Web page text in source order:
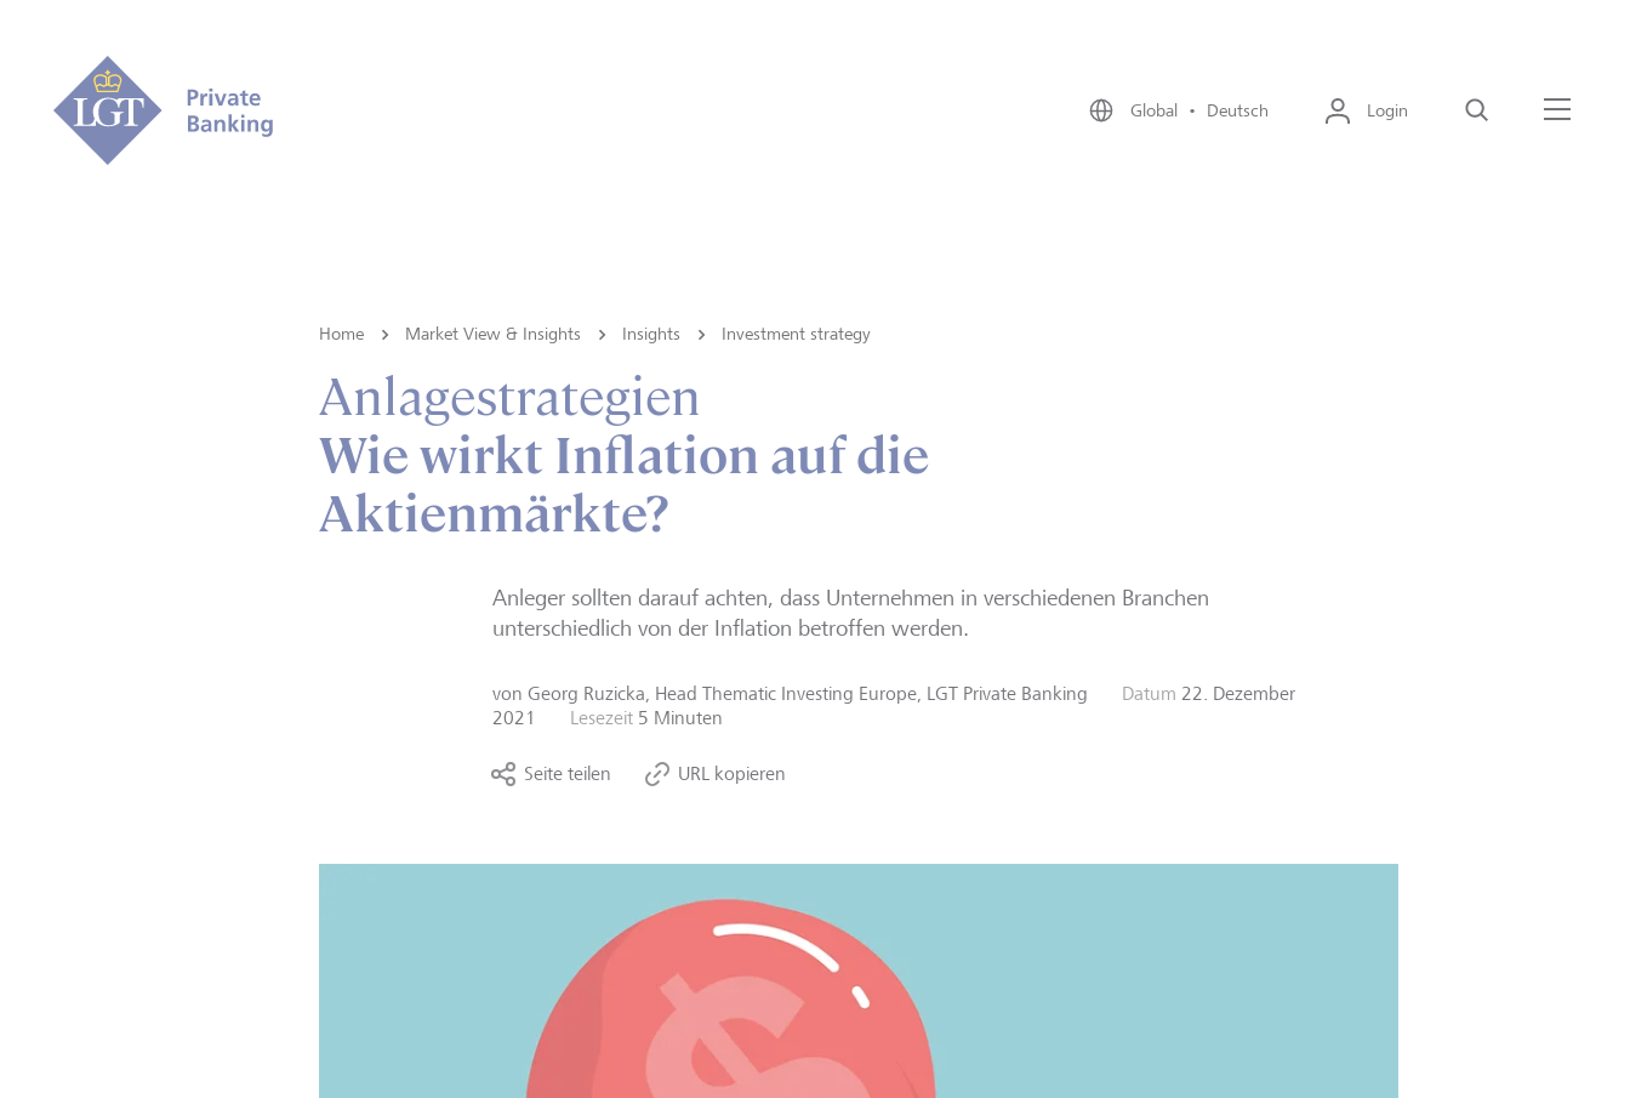
Global • Deutsch Login
Home Market View & Insights Insights Investment strategy
Anlagestrategien
Wie wirkt Inflation auf die
Aktienmärkte?
Anleger sollten darauf achten, dass Unternehmen in verschiedenen Branchen
unterschiedlich von der Inflation betroffen werden.
von Georg Ruzicka, Head Thematic Investing Europe, LGT Private Banking Datum 22. Dezember
2021
Lesezeit 5 Minuten
Seite teilen URL kopieren